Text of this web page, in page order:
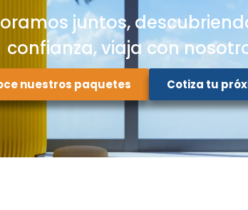
juntos,
confianza, viaja con
nuestros paquetes Cotiza tu